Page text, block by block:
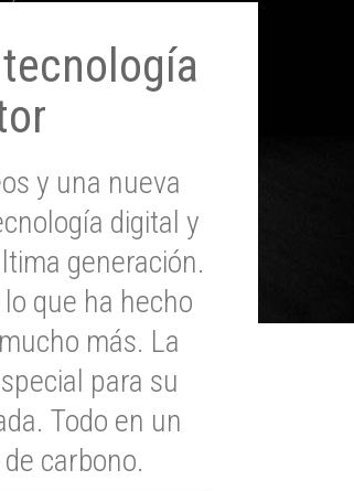
y una nueva
digital y
generación.
que ha hecho
más. La
para su
Todo en un
carbono.